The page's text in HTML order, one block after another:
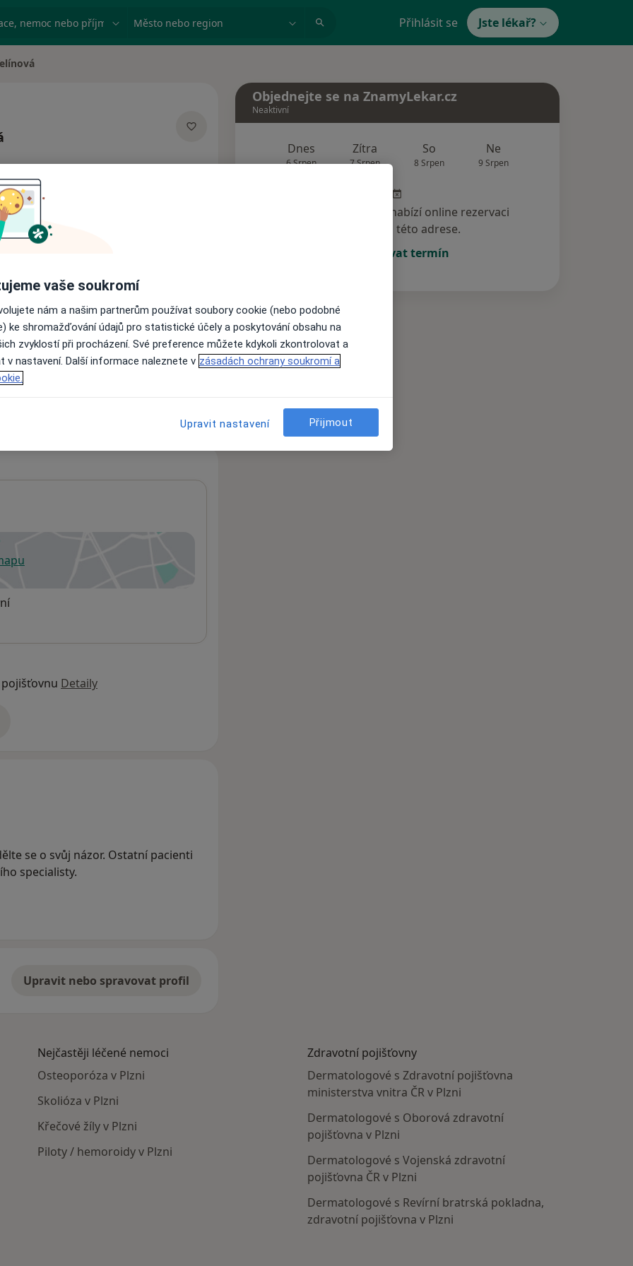
nemoc nebo příjmení Město nebo region Přihlásit se Jste lékař?
Rezervovat termín
Názory pacientů
nejsou k dispozici
informace o svých službách.
v nové záložce
Detaily
se o svůj názor. Ostatní pacienti
specialisty.
Upravit nebo spravovat profil
Objednejte se na ZnamyLekar.cz
Neaktivní
Dnes
6 Srpen
Zítra
7 Srpen
So
8 Srpen
Ne
9 Srpen
Tento specialista nenabízí online rezervaci
termínu na této adrese.
Rezervovat termín
Nejčastěji léčené nemoci
Osteoporóza v Plzni
Skolióza v Plzni
Křečové žíly v Plzni
Piloty / hemoroidy v Plzni
Zdravotní pojišťovny
Dermatologové s Zdravotní pojišťovna
ministerstva vnitra ČR v Plzni
Dermatologové s Oborová zdravotní
pojišťovna v Plzni
Dermatologové s Vojenská zdravotní
pojišťovna ČR v Plzni
Dermatologové s Revírní bratrská pokladna,
zdravotní pojišťovna v Plzni
vaše soukromí
nám a našim partnerům používat soubory cookie (nebo podobné
ke shromažďování údajů pro statistické účely a poskytování obsahu na
zvyklostí při procházení. Své preference můžete kdykoli zkontrolovat a
v nastavení. Další informace naleznete v zásadách ochrany soukromí a
Upravit nastavení Přijmout